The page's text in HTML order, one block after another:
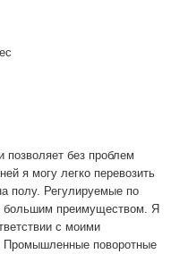
позволяет без проблем
я могу легко перевозить
полу. Регулируемые по
большим преимуществом. Я
с моими
Промышленные поворотные